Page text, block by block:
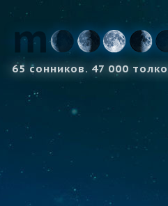
65 сонников. 47 000